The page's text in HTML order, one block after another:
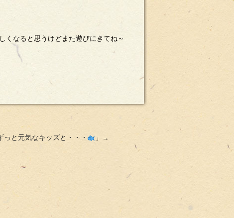
くなると思うけどまた遊びにきてね～
っと元気なキッズと・・・ 」→